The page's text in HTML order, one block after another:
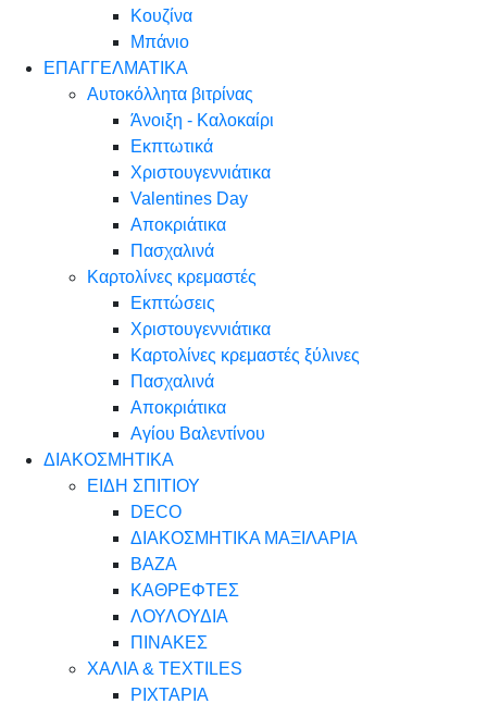
Κουζίνα
Μπάνιο
ΕΠΑΓΓΕΛΜΑΤΙΚΑ
Αυτοκόλλητα βιτρίνας
Άνοιξη - Καλοκαίρι
Εκπτωτικά
Χριστουγεννιάτικα
Valentines Day
Αποκριάτικα
Πασχαλινά
Καρτολίνες κρεμαστές
Εκπτώσεις
Χριστουγεννιάτικα
Καρτολίνες κρεμαστές ξύλινες
Πασχαλινά
Αποκριάτικα
Αγίου Βαλεντίνου
ΔΙΑΚΟΣΜΗΤΙΚΑ
ΕΙΔΗ ΣΠΙΤΙΟΥ
DECO
ΔΙΑΚΟΣΜΗΤΙΚΑ ΜΑΞΙΛΑΡΙΑ
ΒΑΖΑ
ΚΑΘΡΕΦΤΕΣ
ΛΟΥΛΟΥΔΙΑ
ΠΙΝΑΚΕΣ
ΧΑΛΙΑ & TEXTILES
ΡΙΧΤΑΡΙΑ